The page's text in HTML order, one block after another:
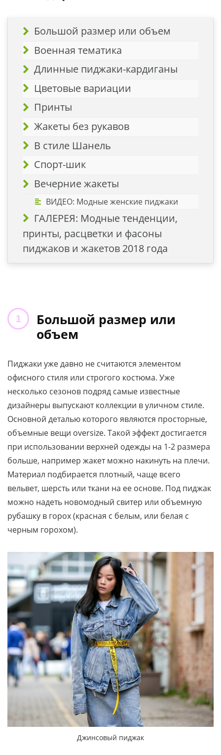
Большой размер или объем
Военная тематика
Длинные пиджаки-кардиганы
Цветовые вариации
Принты
Жакеты без рукавов
В стиле Шанель
Спорт-шик
Вечерние жакеты
ВИДЕО: Модные женские пиджаки
ГАЛЕРЕЯ: Модные тенденции,
принты, расцветки и фасоны
пиджаков и жакетов 2018 года
Большой размер или
объем
Пиджаки уже давно не считаются элементом
офисного стиля или строгого костюма. Уже
несколько сезонов подряд самые известные
дизайнеры выпускают коллекции в уличном стиле.
Основной деталью которого являются просторные,
объемные вещи oversize. Такой эффект достигается
при использовании верхней одежды на 1-2 размера
больше, например жакет можно накинуть на плечи.
Материал подбирается плотный, чаще всего
вельвет, шерсть или ткани на ее основе. Под пиджак
можно надеть новомодный свитер или объемную
рубашку в горох (красная с белым, или белая с
черным горохом).
Джинсовый пиджак